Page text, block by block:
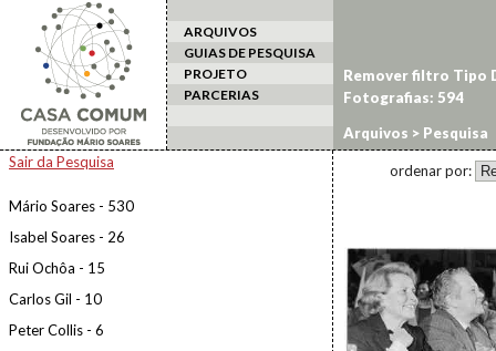
ARQUIVOS
GUIAS DE PESQUISA
PROJETO
PARCERIAS
Arquivos > Pesquisa
Sair da Pesquisa
Mário Soares - 530
Isabel Soares - 26
Rui Ochôa - 15
Carlos Gil - 10
Peter Collis - 6
Remover filtro Tipo
Fotografias: 594
ordenar por: